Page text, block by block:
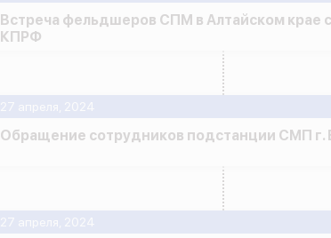
27 апреля, 2024
27 апреля, 2024
Обращение сотрудников подстанции СМП г.
Встреча фельдшеров СПМ в Алтайском крае
КПРФ